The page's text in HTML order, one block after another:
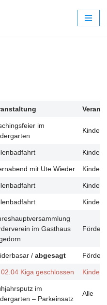
im
mit Ute Wieder
im Gasthaus
/ abgesagt
02.04 Kiga geschlossen
im
– Parkeinsatz
Alle